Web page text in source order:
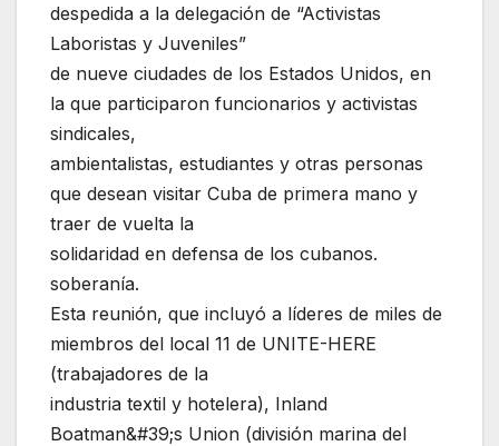
despedida a la delegación de “Activistas
Laboristas y Juveniles”
de nueve ciudades de los Estados Unidos, en
la que participaron funcionarios y activistas
sindicales,
ambientalistas, estudiantes y otras personas
que desean visitar Cuba de primera mano y
traer de vuelta la
solidaridad en defensa de los cubanos.
soberanía.
Esta reunión, que incluyó a líderes de miles de
miembros del local 11 de UNITE-HERE
(trabajadores de la
industria textil y hotelera), Inland
Boatman&#39;s Union (división marina del